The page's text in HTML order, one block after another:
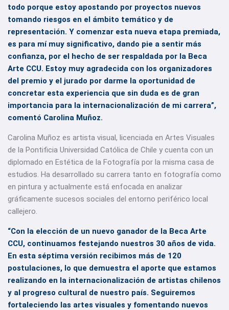
todo porque estoy apostando por proyectos nuevos
tomando riesgos en el ámbito temático y de
representación. Y comenzar esta nueva etapa premiada,
es para mí muy significativo, dando pie a sentir más
confianza, por el hecho de ser respaldada por la Beca
Arte CCU. Estoy muy agradecida con los organizadores
del premio y el jurado por darme la oportunidad de
concretar esta experiencia que sin duda es de gran
importancia para la internacionalización de mi carrera”,
comentó Carolina Muñoz.
Carolina Muñoz es artista visual, licenciada en Artes Visuales
de la Pontificia Universidad Católica de Chile y cuenta con un
diplomado en Estética de la Fotografía por la misma casa de
estudios. Ha desarrollado su carrera tanto en fotografía como
en pintura y actualmente está enfocada en analizar
gráficamente sucesos sociales del entorno periférico local
callejero.
“Con la elección de un nuevo ganador de la Beca Arte
CCU, continuamos festejando nuestros 30 años de vida.
En esta séptima versión recibimos más de 120
postulaciones, lo que demuestra el aporte que estamos
realizando en la internacionalización de artistas chilenos
y al progreso cultural de nuestro país. Seguiremos
fortaleciendo las artes visuales y fomentando nuevos